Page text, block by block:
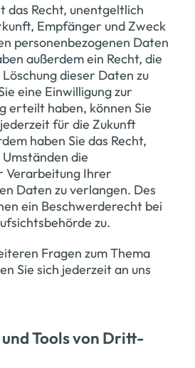
das Recht, unentgeltlich
Empfänger und Zweck
personenbezogenen Daten
außerdem ein Recht, die
dieser Daten zu
eine Einwilligung zur
erteilt haben, können Sie
für die Zukunft
haben Sie das Recht,
die
Verarbeitung Ihrer
Daten zu verlangen. Des
ein Beschwerderecht bei
zu.
Fragen zum Thema
Sie sich jederzeit an uns
Tools von Dritt­